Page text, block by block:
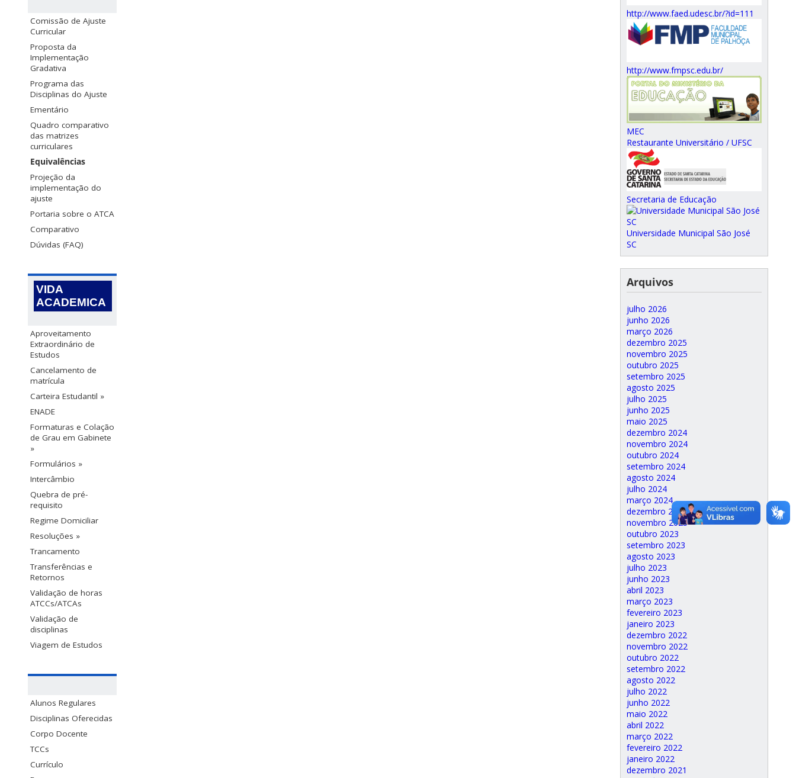
Comissão de Ajuste
Curricular
Proposta da
Implementação
Gradativa
Programa das
Disciplinas do Ajuste
Ementário
Quadro comparativo
das matrizes
curriculares
Equivalências
Projeção da
implementação do
ajuste
Portaria sobre o ATCA
Comparativo
Dúvidas (FAQ)
VIDA
ACADEMICA
Aproveitamento
Extraordinário de
Estudos
Cancelamento de
matrícula
Carteira Estudantil »
ENADE
Formaturas e Colação
de Grau em Gabinete
»
Formulários »
Intercâmbio
Quebra de pré-
requisito
Regime Domiciliar
Resoluções »
Trancamento
Transferências e
Retornos
Validação de horas
ATCCs/ATCAs
Validação de
disciplinas
Viagem de Estudos
Alunos Regulares
Disciplinas Oferecidas
Corpo Docente
TCCs
Currículo
http://www.faed.udesc.br/?id=111
http://www.fmpsc.edu.br/
MEC
Restaurante Universitário / UFSC
Secretaria de Educação
Universidade Municipal São José
SC
Arquivos
julho 2026
junho 2026
março 2026
dezembro 2025
novembro 2025
outubro 2025
setembro 2025
agosto 2025
julho 2025
junho 2025
maio 2025
dezembro 2024
novembro 2024
outubro 2024
setembro 2024
agosto 2024
julho 2024
março 2024
dezembro 2023
novembro 2023
outubro 2023
setembro 2023
agosto 2023
julho 2023
junho 2023
abril 2023
março 2023
fevereiro 2023
janeiro 2023
dezembro 2022
novembro 2022
outubro 2022
setembro 2022
agosto 2022
julho 2022
junho 2022
maio 2022
abril 2022
março 2022
fevereiro 2022
janeiro 2022
dezembro 2021